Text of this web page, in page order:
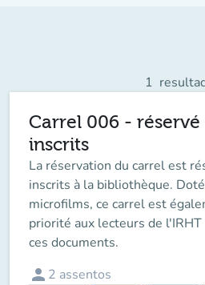
1
Carrel 006 -
inscrits
La réservation du carrel est
inscrits à la bibliothèque.
microfilms, ce carrel est
priorité aux lecteurs de
ces documents.
person 2 assentos